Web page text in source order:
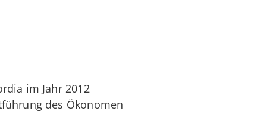
im Jahr 2012
des Ökonomen